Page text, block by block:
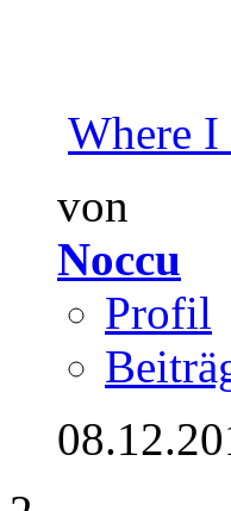
Where I
von
Noccu
Profil